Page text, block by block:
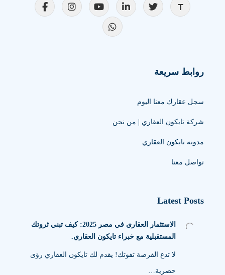
روابط سريعة
سجل عقارك معنا اليوم
شركة تايكون العقاري | من نحن
مدونة تايكون العقاري
تواصل معنا
Latest Posts
الاستثمار العقاري في مصر 2025: كيف تبني ثروتك
المستقبلية مع خبراء تايكون العقاري.
لا تدع الفرصة تفوتك! يقدم لك تايكون العقاري رؤى
حصرية…